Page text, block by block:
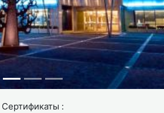
прозрачную смету,
Никаких скрытых платежей.
ошибка, будут применены
Сертификаты :